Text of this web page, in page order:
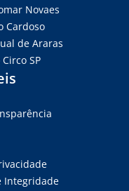
Novaes
Cardoso
de Araras
SP
Integridade